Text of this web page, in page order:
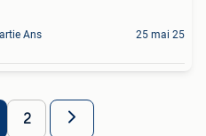
Ans 25 mai 25
2